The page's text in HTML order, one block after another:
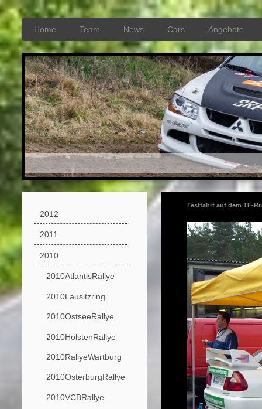
Home Team News Cars Angebote
Testfahrt auf dem TF-
2012
2011
2010
2010AtlantisRallye
2010Lausitzring
2010OstseeRallye
2010HolstenRallye
2010RallyeWartburg
2010OsterburgRallye
2010VCBRallye